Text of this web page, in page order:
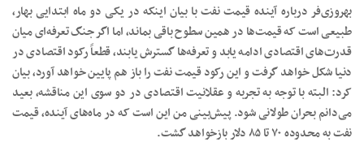
بهروزی‌فر درباره آینده قیمت نفت با بیان اینکه در یکی دو ماه ابتدایی بهار،
طبیعی است که قیمت‌ها در همین سطوح باقی بماند، اما اگر جنگ تعرفه‌ای میان
قدرت‌های اقتصادی ادامه یابد و تعرفه‌ها گسترش یابند، قطعاً رکود اقتصادی در
دنیا شکل خواهد گرفت و این رکود قیمت نفت را باز هم پایین خواهد آورد، بیان
کرد: البته با توجه به تجربه و عقلانیت اقتصادی در دو سوی این مناقشه، بعید
می‌دانم بحران طولانی شود. پیش‌بینی من این است که در ماه‌های آینده، قیمت
نفت به محدوده ۷۰ تا ۸۵ دلار بازخواهد گشت.